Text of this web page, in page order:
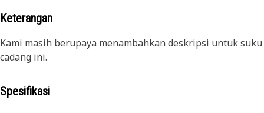
Keterangan
Kami masih berupaya menambahkan deskripsi untuk suku
cadang ini.
Spesifikasi